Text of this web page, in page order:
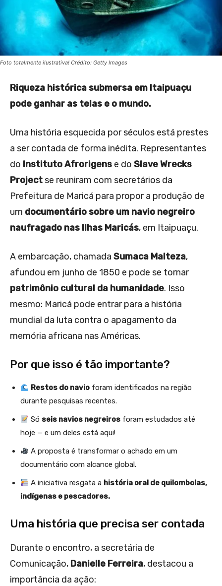
Foto totalmente ilustrativa! Crédito: Getty Images
Riqueza histórica submersa em Itaipuaçu
pode ganhar as telas e o mundo.
Uma história esquecida por séculos está prestes
a ser contada de forma inédita. Representantes
do Instituto Afrorigens e do Slave Wrecks
Projectse reuniram com secretários da
Prefeitura de Maricá para propor a produção de
um documentário sobre um navio negreiro
naufragado nas Ilhas Maricás, em Itaipuaçu.
A embarcação, chamada Sumaca Malteza,
afundou em junho de 1850 e pode se tornar
patrimônio cultural da humanidade. Isso
mesmo: Maricá pode entrar para a história
mundial da luta contra o apagamento da
memória africana nas Américas.
Por que isso é tão importante?
Restos do navio foram identificados na região
durante pesquisas recentes.
Só seis navios negreiros foram estudados até
hoje — e um deles está aqui!
A proposta é transformar o achado em um
documentário com alcance global.
A iniciativa resgata a história oral de quilombolas,
indígenas e pescadores.
Uma história que precisa ser contada
Durante o encontro, a secretária de
Comunicação, Danielle Ferreira, destacou a
importância da ação: